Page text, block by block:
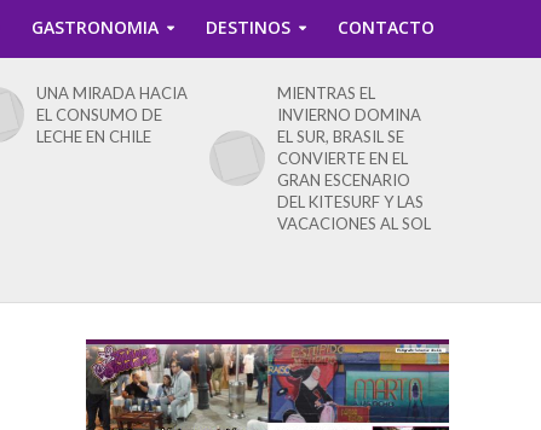
GASTRONOMIA DESTINOS CONTACTO
UNA MIRADA HACIA
EL CONSUMO DE
LECHE EN CHILE
MIENTRAS EL
INVIERNO DOMINA
EL SUR, BRASIL SE
CONVIERTE EN EL
GRAN ESCENARIO
DEL KITESURF Y LAS
VACACIONES AL SOL